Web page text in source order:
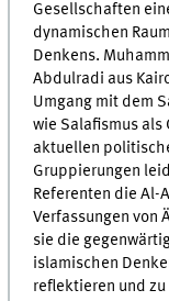
Gesellschaften
dynamischen
Denkens.
Abdulradi aus
Umgang mit dem
wie Salafismus
aktuellen
Gruppierungen
Referenten die Al-
Verfassungen von
sie die
islamischen
reflektieren und